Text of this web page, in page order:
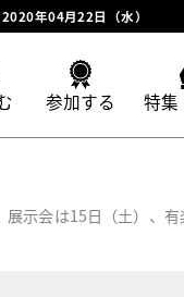
年04月22日（水）
参加する 特集
展示会は15日（土）、